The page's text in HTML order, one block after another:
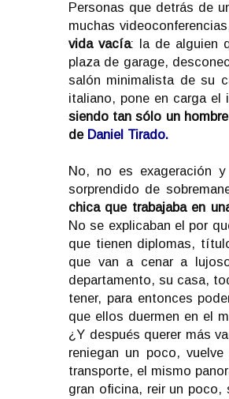
Personas que detrás de
muchas
vida vacía: la de alguien
plaza de garage,
salón minimalista de su
italiano, pone en carga
siendo tan sólo un
de Daniel Tirado.
No, no es exageración
sorprendido de
chica que trabajaba en
No se explicaban el por
que tienen diplomas,
que van a cenar a
departamento, su casa,
tener, para entonces
que ellos duermen en el
¿Y después querer más
reniegan un poco,
transporte, el mismo
gran oficina, reir un